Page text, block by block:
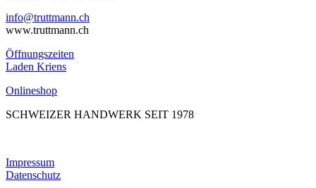
hc.nnamtturt@ofni
www.truttmann.ch
Öffnungszeiten
Laden Kriens
Onlineshop
SCHWEIZER HANDWERK SEIT 1978
Impressum
Datenschutz